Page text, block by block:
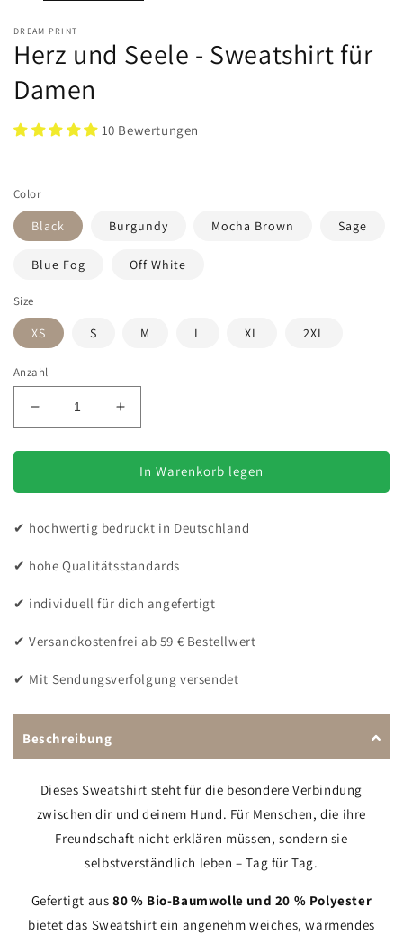
DREAM PRINT
Herz und Seele - Sweatshirt für
Damen
10 Bewertungen
Color
Black Burgundy Mocha Brown Sage
Blue Fog Off White
Size
XS S M L XL 2XL
Anzahl
Verringere
die
Menge
Herz
Seele
Sweatshirt
Damen
Erhöhe
die
Menge
Herz
Seele
Sweatshirt
Damen
In Warenkorb legen
✔ hochwertig bedruckt in Deutschland
✔ hohe Qualitätsstandards
✔ individuell für dich angefertigt
✔ Versandkostenfrei ab 59 € Bestellwert
✔ Mit Sendungsverfolgung versendet
Beschreibung
Dieses Sweatshirt steht für die besondere Verbindung
zwischen dir und deinem Hund. Für Menschen, die ihre
Freundschaft nicht erklären müssen, sondern sie
selbstverständlich leben – Tag für Tag.
Gefertigt aus80 % Bio-Baumwolle und 20 % Polyester
bietet das Sweatshirt ein angenehm weiches, wärmendes